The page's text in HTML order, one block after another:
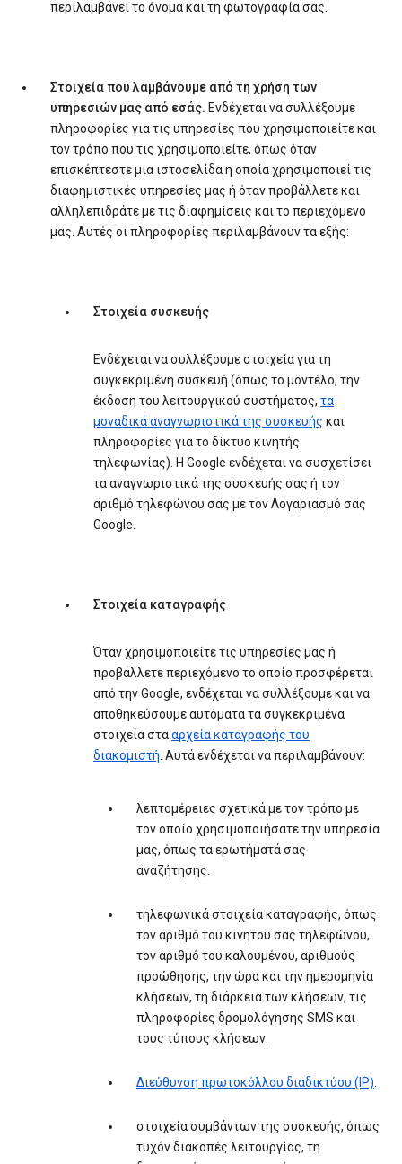
περιλαμβάνει το όνομα και τη φωτογραφία σας.
Στοιχεία που λαμβάνουμε από τη χρήση των
υπηρεσιών μας από εσάς. Ενδέχεται να συλλέξουμε
πληροφορίες για τις υπηρεσίες που χρησιμοποιείτε και
τον τρόπο που τις χρησιμοποιείτε, όπως όταν
επισκέπτεστε μια ιστοσελίδα η οποία χρησιμοποιεί τις
διαφημιστικές υπηρεσίες μας ή όταν προβάλλετε και
αλληλεπιδράτε με τις διαφημίσεις και το περιεχόμενο
μας. Αυτές οι πληροφορίες περιλαμβάνουν τα εξής:
Στοιχεία συσκευής
Ενδέχεται να συλλέξουμε στοιχεία για τη
συγκεκριμένη συσκευή (όπως το μοντέλο, την
έκδοση του λειτουργικού συστήματος, τα
μοναδικά αναγνωριστικά της συσκευής και
πληροφορίες για το δίκτυο κινητής
τηλεφωνίας). Η Google ενδέχεται να συσχετίσει
τα αναγνωριστικά της συσκευής σας ή τον
αριθμό τηλεφώνου σας με τον Λογαριασμό σας
Google.
Στοιχεία καταγραφής
Όταν χρησιμοποιείτε τις υπηρεσίες μας ή
προβάλλετε περιεχόμενο το οποίο προσφέρεται
από την Google, ενδέχεται να συλλέξουμε και να
αποθηκεύσουμε αυτόματα τα συγκεκριμένα
στοιχεία στααρχεία καταγραφής του
διακομιστή. Αυτά ενδέχεται να περιλαμβάνουν:
λεπτομέρειες σχετικά με τον τρόπο με
τον οποίο χρησιμοποιήσατε την υπηρεσία
μας, όπως τα ερωτήματά σας
αναζήτησης.
τηλεφωνικά στοιχεία καταγραφής, όπως
τον αριθμό του κινητού σας τηλεφώνου,
τον αριθμό του καλουμένου, αριθμούς
προώθησης, την ώρα και την ημερομηνία
κλήσεων, τη διάρκεια των κλήσεων, τις
πληροφορίες δρομολόγησης SMS και
τους τύπους κλήσεων.
Διεύθυνση πρωτοκόλλου διαδικτύου (IP).
στοιχεία συμβάντων της συσκευής, όπως
τυχόν διακοπές λειτουργίας, τη